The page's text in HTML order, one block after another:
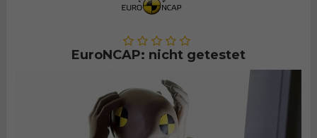
EuroNCAP: nicht getestet